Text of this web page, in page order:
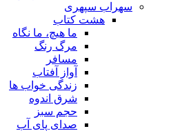
سهراب سپهری
هشت کتاب
ما هیچ، ما نگاه
مرگ رنگ
مسافر
آواز آفتاب
زندگی خواب ها
شرق اندوه
حجم سبز
صدای پای آب